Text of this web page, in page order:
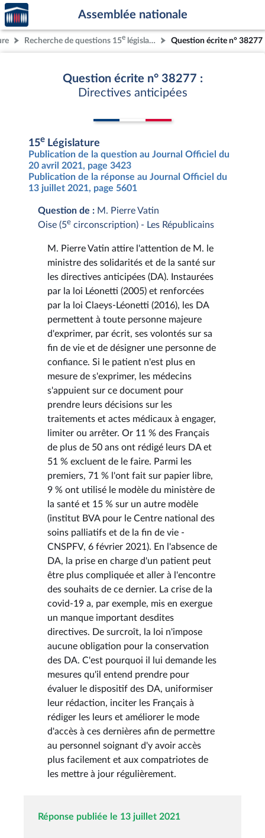
Aller au contenu
Aller en bas de la page
Accèder
à la
page
d'accueil
Assemblée nationale
Recherche de questions 15e législature Question écrite n° 38277
Question écrite n° 38277 :
Directives anticipées
15e Législature
Publication de la question au Journal Officiel du
20 avril 2021, page 3423
Publication de la réponse au Journal Officiel du
13 juillet 2021, page 5601
Question de : M. Pierre Vatin
Oise (5e circonscription) - Les Républicains
M. Pierre Vatin attire l'attention de M. le
ministre des solidarités et de la santé sur
les directives anticipées (DA). Instaurées
par la loi Léonetti (2005) et renforcées
par la loi Claeys-Léonetti (2016), les DA
permettent à toute personne majeure
d'exprimer, par écrit, ses volontés sur sa
fin de vie et de désigner une personne de
confiance. Si le patient n'est plus en
mesure de s'exprimer, les médecins
s'appuient sur ce document pour
prendre leurs décisions sur les
traitements et actes médicaux à engager,
limiter ou arrêter. Or 11 % des Français
de plus de 50 ans ont rédigé leurs DA et
51 % excluent de le faire. Parmi les
premiers, 71 % l'ont fait sur papier libre,
9 % ont utilisé le modèle du ministère de
la santé et 15 % sur un autre modèle
(institut BVA pour le Centre national des
soins palliatifs et de la fin de vie -
CNSPFV, 6 février 2021). En l'absence de
DA, la prise en charge d'un patient peut
être plus compliquée et aller à l'encontre
des souhaits de ce dernier. La crise de la
covid-19 a, par exemple, mis en exergue
un manque important desdites
directives. De surcroît, la loi n'impose
aucune obligation pour la conservation
des DA. C'est pourquoi il lui demande les
mesures qu'il entend prendre pour
évaluer le dispositif des DA, uniformiser
leur rédaction, inciter les Français à
rédiger les leurs et améliorer le mode
d'accès à ces dernières afin de permettre
au personnel soignant d'y avoir accès
plus facilement et aux compatriotes de
les mettre à jour régulièrement.
Réponse publiée le 13 juillet 2021